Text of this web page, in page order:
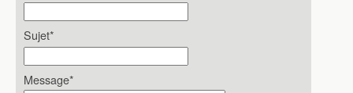
Sujet*
Message*